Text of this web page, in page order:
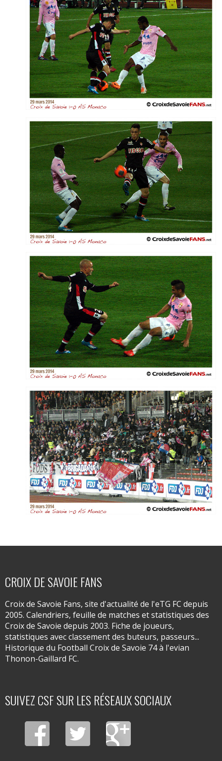
CROIX DE SAVOIE FANS
Croix de Savoie Fans, site d'actualité de l'eTG FC depuis
2005. Calendriers, feuille de matches et statistiques des
Croix de Savoie depuis 2003. Fiche de joueurs,
statistiques avec classement des buteurs, passeurs...
Historique du Football Croix de Savoie 74 à l'evian
Thonon-Gaillard FC.
SUIVEZ CSF SUR LES RÉSEAUX SOCIAUX